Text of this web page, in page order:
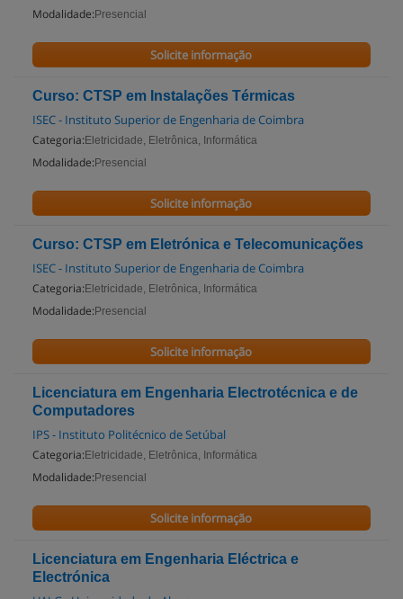
Modalidade: Presencial
Solicite informação
Curso: CTSP em Instalações Térmicas
ISEC - Instituto Superior de Engenharia de Coimbra
Categoria: Eletricidade, Eletrônica, Informática
Modalidade: Presencial
Solicite informação
Curso: CTSP em Eletrónica e Telecomunicações
ISEC - Instituto Superior de Engenharia de Coimbra
Categoria: Eletricidade, Eletrônica, Informática
Modalidade: Presencial
Solicite informação
Licenciatura em Engenharia Electrotécnica e de
Computadores
IPS - Instituto Politécnico de Setúbal
Categoria: Eletricidade, Eletrônica, Informática
Modalidade: Presencial
Solicite informação
Licenciatura em Engenharia Eléctrica e
Electrónica